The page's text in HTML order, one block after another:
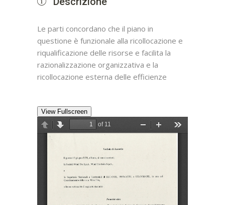
Le parti concordano che il piano in
questione è funzionale alla ricollocazione e
riqualificazione delle risorse e facilita la
razionalizzazione organizzativa e la
ricollocazione esterna delle efficienze
View Fullscreen